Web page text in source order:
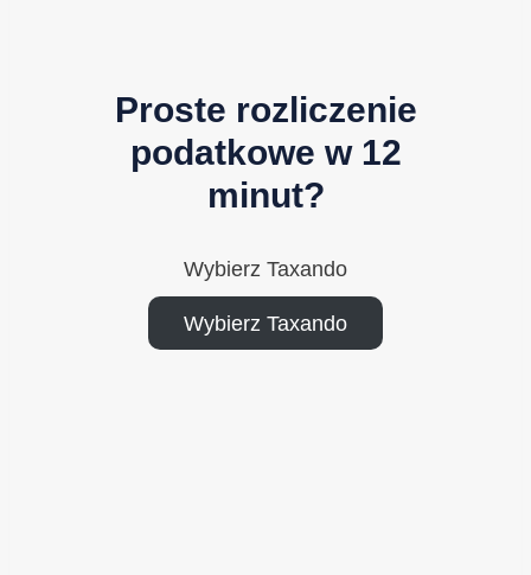
Proste rozliczenie
podatkowe w 12
minut?
Wybierz Taxando
Wybierz Taxando